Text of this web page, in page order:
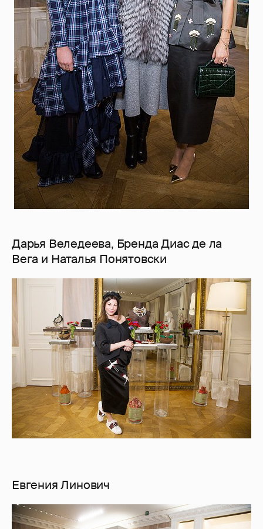
Дарья Веледеева, Бренда Диас де ла
Вега и Наталья Понятовски
Евгения Линович